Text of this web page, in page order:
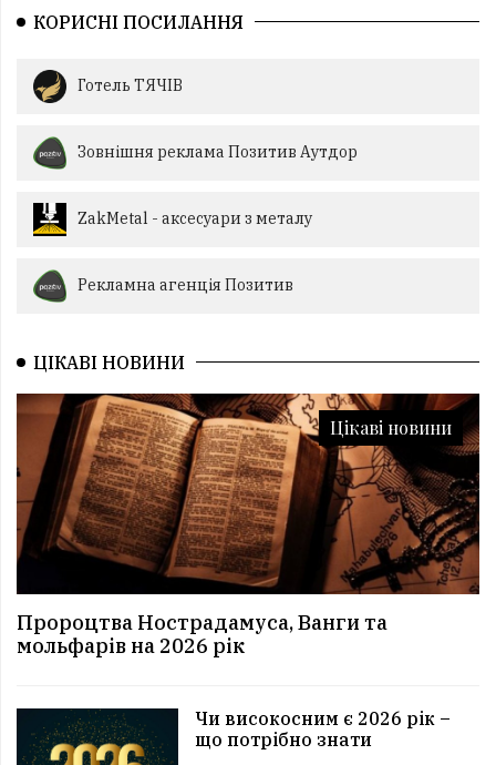
КОРИСНІ ПОСИЛАННЯ
Готель ТЯЧІВ
Зовнішня реклама Позитив Аутдор
ZakMetal - аксесуари з металу
Рекламна агенція Позитив
ЦІКАВІ НОВИНИ
Цікаві новини
Пророцтва Нострадамуса, Ванги та
мольфарів на 2026 рік
Чи високосним є 2026 рік –
що потрібно знати